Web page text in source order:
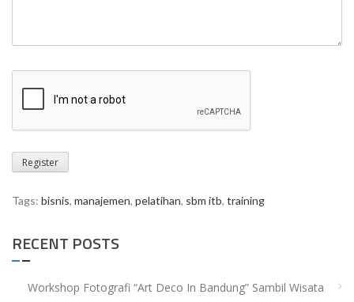
Tags: bisnis, manajemen, pelatihan, sbm itb, training
RECENT POSTS
Workshop Fotografi “Art Deco In Bandung” Sambil Wisata